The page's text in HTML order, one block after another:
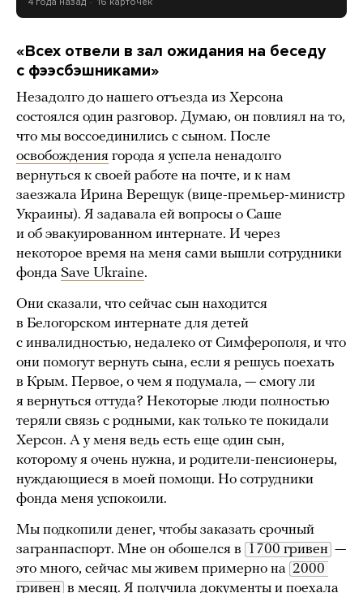
«Всех отвели в зал ожидания на беседу
с фээсбэшниками»
Незадолго до нашего отъезда из Херсона
состоялся один разговор. Думаю, он повлиял на то,
что мы воссоединились с сыном. После
освобождения города я успела ненадолго
вернуться к своей работе на почте, и к нам
заезжала Ирина Верещук (вице-премьер-министр
Украины). Я задавала ей вопросы о Саше
и об эвакуированном интернате. И через
некоторое время на меня сами вышли сотрудники
фонда Save Ukraine.
Они сказали, что сейчас сын находится
в Белогорском интернате для детей
с инвалидностью, недалеко от Симферополя, и что
они помогут вернуть сына, если я решусь поехать
в Крым. Первое, о чем я подумала, — смогу ли
я вернуться оттуда? Некоторые люди полностью
теряли связь с родными, как только те покидали
Херсон. А у меня ведь есть еще один сын,
которому я очень нужна, и родители-пенсионеры,
нуждающиеся в моей помощи. Но сотрудники
фонда меня успокоили.
Мы подкопили денег, чтобы заказать срочный
загранпаспорт. Мне он обошелся в
1700 гривен —
это много, сейчас мы живем примерно на 2000
гривен в месяц. Я получила документы и поехала